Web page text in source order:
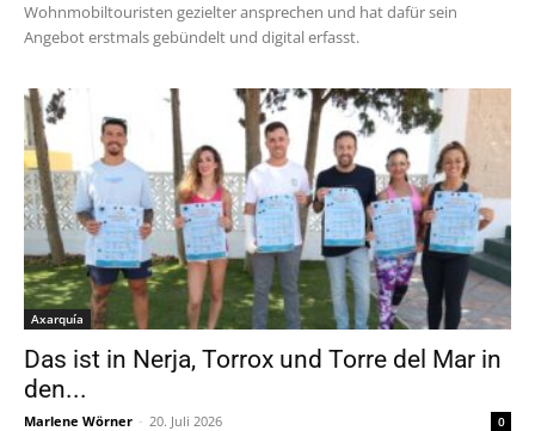
Wohnmobiltouristen gezielter ansprechen und hat dafür sein
Angebot erstmals gebündelt und digital erfasst.
Axarquía
Das ist in Nerja, Torrox und Torre del Mar in
den...
Marlene Wörner - 20. Juli 2026 0